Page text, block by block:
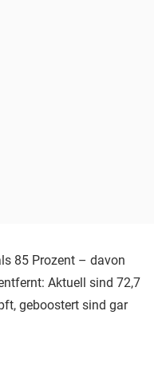
85 Prozent – davon
Aktuell sind 72,7
geboostert sind gar